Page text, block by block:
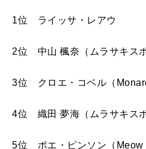
1位 ライッサ・レアウ
2位 中山 楓奈（ムラサキスポ
3位 クロエ・コベル（
4位 織田 夢海（ムラサキスポ
5位 ポエ・ピンソン（Meow